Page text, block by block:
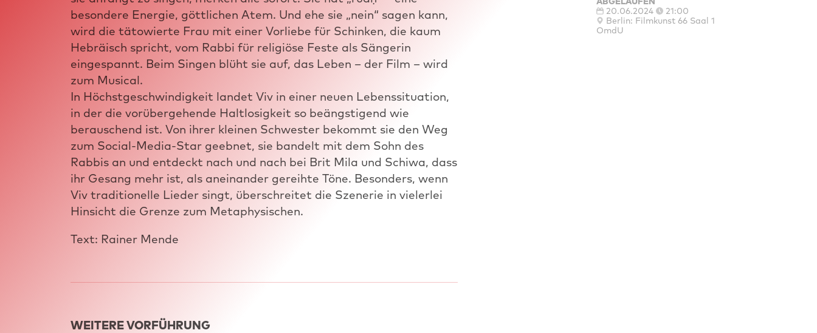
besondere Energie, göttlichen Atem. Und ehe sie „nein“ sagen kann,
wird die tätowierte Frau mit einer Vorliebe für Schinken, die kaum
Hebräisch spricht, vom Rabbi für religiöse Feste als Sängerin
eingespannt. Beim Singen blüht sie auf, das Leben – der Film – wird
zum Musical.
In Höchstgeschwindigkeit landet Viv in einer neuen Lebenssituation,
in der die vorübergehende Haltlosigkeit so beängstigend wie
berauschend ist. Von ihrer kleinen Schwester bekommt sie den Weg
zum Social-Media-Star geebnet, sie bandelt mit dem Sohn des
Rabbis an und entdeckt nach und nach bei Brit Mila und Schiwa, dass
ihr Gesang mehr ist, als aneinander gereihte Töne. Besonders, wenn
Viv traditionelle Lieder singt, überschreitet die Szenerie in vielerlei
Hinsicht die Grenze zum Metaphysischen.
Text: Rainer Mende
WEITERE VORFÜHRUNG
20.06.2024
21:00
Berlin: Filmkunst 66 Saal 1
OmdU